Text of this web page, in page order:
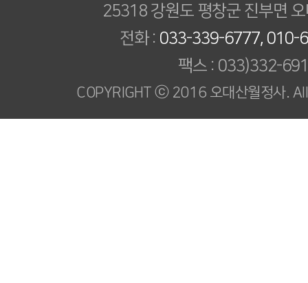
25318 강원도 평창군 진부면
전화 : 033-339-6777, 010-
팩스 : 033)332-
COPYRIGHT ⓒ 2016 오대산월정사.